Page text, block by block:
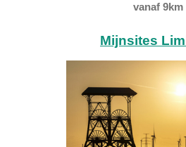
vanaf 9km
Mijnsites